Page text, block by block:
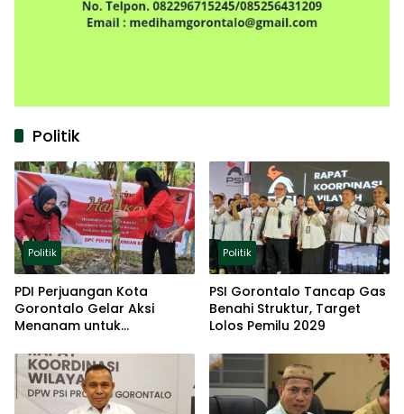
Politik
Politik
PDI Perjuangan Kota
Gorontalo Gelar Aksi
Menanam untuk
Politik
PSI Gorontalo Tancap Gas
Benahi Struktur, Target
Lolos Pemilu 2029